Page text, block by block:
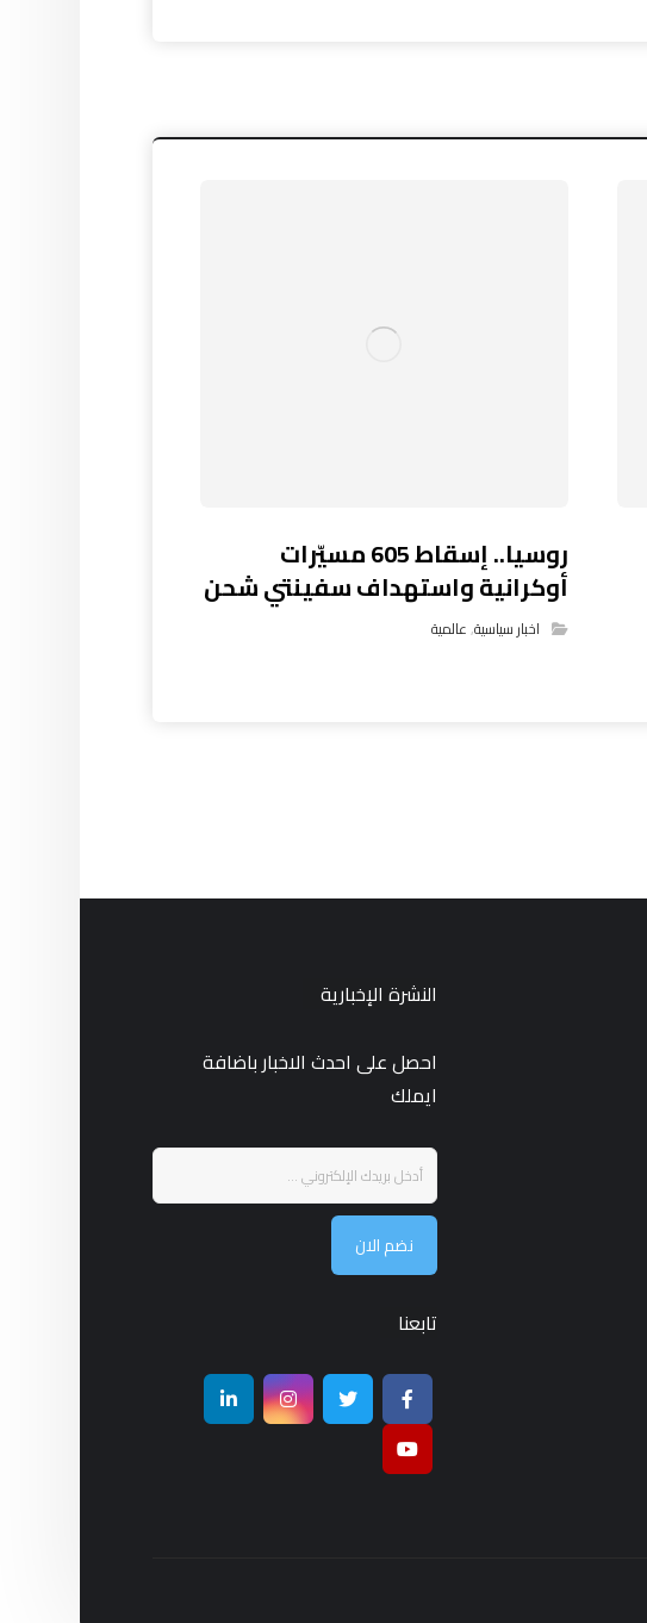
روسيا.. إسقاط 605 مسيّرات
أوكرانية واستهداف سفينتي شحن
اخبار سياسية,عالمية
النشرة الإخبارية
احصل على احدث الاخبار باضافة
ايملك
نضم الان
تابعنا